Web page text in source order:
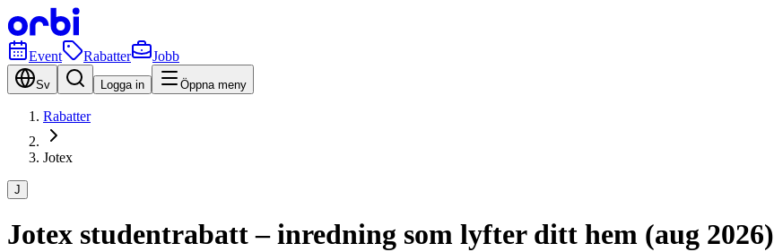
Event Rabatter Jobb
Sv Logga in Öppna meny
Rabatter
Jotex
J
Jotex studentrabatt – inredning som lyfter ditt hem (aug 2026)